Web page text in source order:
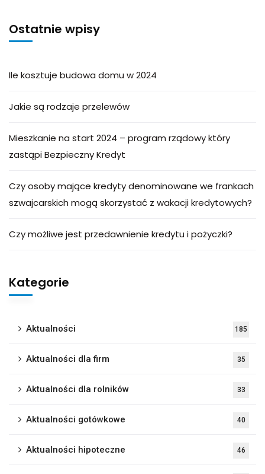
Ostatnie wpisy
Ile kosztuje budowa domu w 2024
Jakie są rodzaje przelewów
Mieszkanie na start 2024 – program rządowy który
zastąpi Bezpieczny Kredyt
Czy osoby mające kredyty denominowane we frankach
szwajcarskich mogą skorzystać z wakacji kredytowych?
Czy możliwe jest przedawnienie kredytu i pożyczki?
Kategorie
Aktualności 185
Aktualności dla firm 35
Aktualności dla rolników 33
Aktualności gotówkowe 40
Aktualności hipoteczne 46